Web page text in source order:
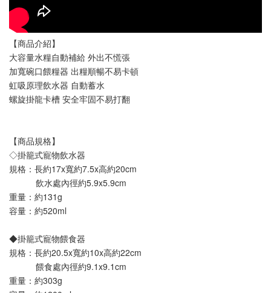
【商品介紹】
大容量水糧自動補給 外出不慌張
加寬碗口餵糧器 出糧順暢不易卡頓
虹吸原理飲水器 自動蓄水
螺旋掛龍卡槽 安全牢固不易打翻
【商品規格】
◇掛籠式寵物飲水器
規格：長約17x寬約7.5x高約20cm
飲水處內徑約5.9x5.9cm
重量：約131g
容量：約520ml
◆掛籠式寵物餵食器
規格：長約20.5x寬約10x高約22cm
餵食處內徑約9.1x9.1cm
重量：約303g